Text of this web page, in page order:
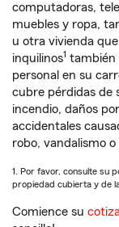
computadoras,
muebles y ropa,
u otra vivienda
inquilinos1 también
personal en su
cubre pérdidas de
incendio, daños
accidentales
robo, vandalismo
1. Por favor, consulte su
propiedad cubierta y de
Comience su